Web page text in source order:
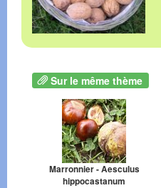
Sur le même thème
Marronnier - Aesculus
hippocastanum